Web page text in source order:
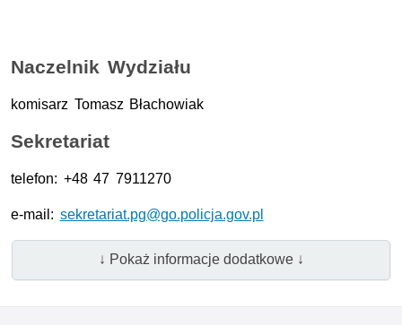
Naczelnik Wydziału
komisarz Tomasz Błachowiak
Sekretariat
telefon: +48 47 7911270
e-mail: sekretariat.pg@go.policja.gov.pl
↓ Pokaż informacje dodatkowe ↓